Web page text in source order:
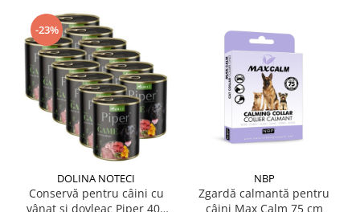
-23%
DOLINA NOTECI
Conservă pentru câini cu
vânat și dovleac Piper 400
NBP
Zgardă calmantă pentru
câini Max Calm 75 cm